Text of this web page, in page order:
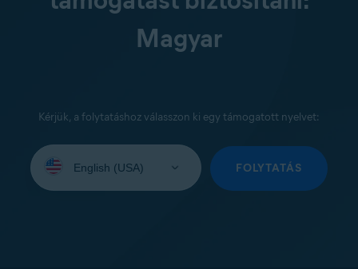
Magyar
Kérjük, a folytatáshoz válasszon ki egy támogatott nyelvet:
your
FOLYTATÁS